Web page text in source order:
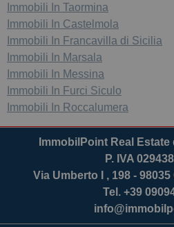
Immobili In Taormina
Immobili In Castelmola
Immobili In Francavilla di Sicilia
Immobili In Marsala
Immobili In Messina
Immobili In Furci Siculo
Immobili In Roccalumera
ImmobilPoint Real
P. IVA
Via Umberto I , 198 -
Tel. +39